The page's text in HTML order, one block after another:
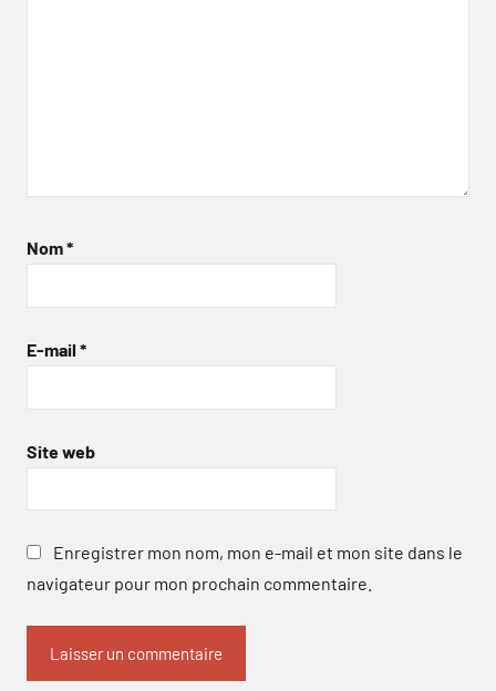
Nom*
E-mail *
Site web
Enregistrer mon nom, mon e-mail et mon site dans le
navigateur pour mon prochain commentaire.